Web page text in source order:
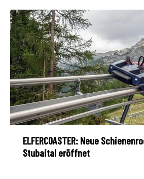
ELFERCOASTER: Neue
Stubaital eröffnet